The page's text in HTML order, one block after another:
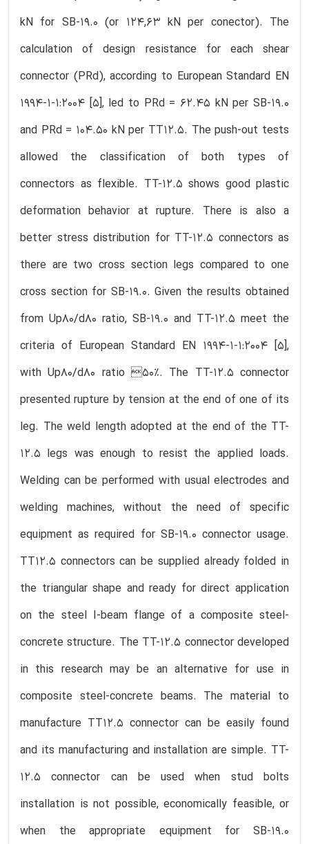
kN for SB-19.0 (or 124,63 kN per conector). The
calculation of design resistance for each shear
connector (PRd), according to European Standard EN
1994-1-1:2004 [5], led to PRd = 62.45 kN per SB-19.0
and PRd = 104.50 kN per TT12.5. The push-out tests
allowed the classification of both types of
connectors as flexible. TT-12.5 shows good plastic
deformation behavior at rupture. There is also a
better stress distribution for TT-12.5 connectors as
there are two cross section legs compared to one
cross section for SB-19.0. Given the results obtained
from Up80/d80 ratio, SB-19.0 and TT-12.5 meet the
criteria of European Standard EN 1994-1-1:2004 [5],
with Up80/d80 ratio 50%. The TT-12.5 connector
presented rupture by tension at the end of one of its
leg. The weld length adopted at the end of the TT-
12.5 legs was enough to resist the applied loads.
Welding can be performed with usual electrodes and
welding machines, without the need of specific
equipment as required for SB-19.0 connector usage.
TT12.5 connectors can be supplied already folded in
the triangular shape and ready for direct application
on the steel I-beam flange of a composite steel-
concrete structure. The TT-12.5 connector developed
in this research may be an alternative for use in
composite steel-concrete beams. The material to
manufacture TT12.5 connector can be easily found
and its manufacturing and installation are simple. TT-
12.5 connector can be used when stud bolts
installation is not possible, economically feasible, or
when the appropriate equipment for SB-19.0